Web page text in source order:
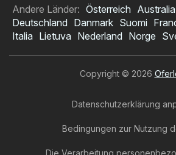
Andere Länder: Österreich Australia
Deutschland Danmark Suomi
Italia Lietuva Nederland Norge
Copyright © 2026
Datenschutzerklärung
Bedingungen zur Nutzung
Die Verarbeitung